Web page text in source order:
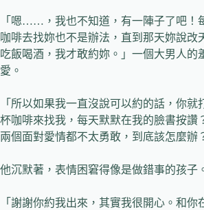
「嗯……，我也不知道，有一陣子了吧！
咖啡去找妳也不是辦法，直到那天妳說改
吃飯喝酒，我才敢約妳。」一個大男人的
愛。
「所以如果我一直沒說可以約的話，你就
杯咖啡來找我，每天默默在我的臉書按讚
兩個面對愛情都不太勇敢，到底該怎麼辦
他沉默著，表情困窘得像是做錯事的孩子
「謝謝你約我出來，其實我很開心。和你